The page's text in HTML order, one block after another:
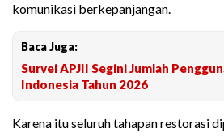
komunikasi berkepanjangan.
Baca Juga:
Survei APJII Segini Jumlah
Indonesia Tahun 2026
Karena itu seluruh tahapan restorasi